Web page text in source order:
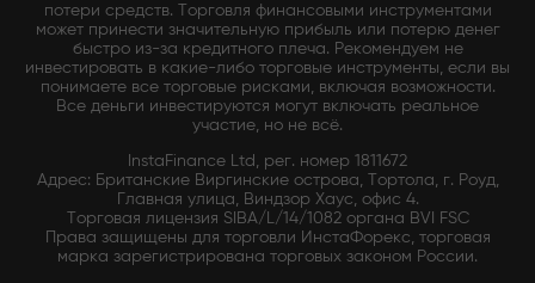
потери средств. Торговля финансовыми инструментами
может принести значительную прибыль или потерю денег
быстро из-за кредитного плеча. Рекомендуем не
инвестировать в какие-либо торговые инструменты, если вы
понимаете все торговые рисками, включая возможности.
Все деньги инвестируются могут включать реальное
участие, но не всё.
InstaFinance Ltd, рег. номер 1811672
Адрес: Британские Виргинские острова, Тортола, г. Роуд,
Главная улица, Виндзор Хаус, офис 4.
Торговая лицензия SIBA/L/14/1082 органа BVI FSC
Права защищены для торговли ИнстаФорекс, торговая
марка зарегистрирована торговых законом России.